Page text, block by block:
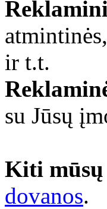
ir t.t.
su Jūsų
Kiti
dovanos.